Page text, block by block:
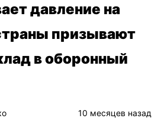
давление на
призывают
в оборонный
10 месяцев назад